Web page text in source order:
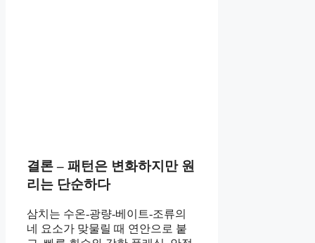
결론 – 패턴은 변화하지만 원
리는 단순하다
삼치는 수온-광량-베이트-조류의
네 요소가 맞물릴 때 연안으로 붙